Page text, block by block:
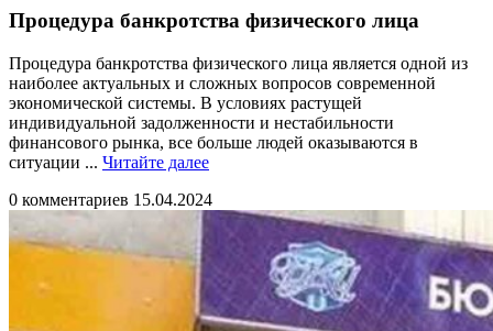
Процедура банкротства физического лица
Процедура банкротства физического лица является одной из
наиболее актуальных и сложных вопросов современной
экономической системы. В условиях растущей
индивидуальной задолженности и нестабильности
финансового рынка, все больше людей оказываются в
ситуации ... Читайте далееЧитайте
0 комментариев 15.04.2024